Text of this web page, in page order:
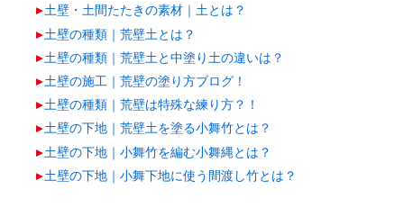
土壁・土間たたきの素材｜土とは？
土壁の種類｜荒壁土とは？
土壁の種類｜荒壁土と中塗り土の違いは？
土壁の施工｜荒壁の塗り方ブログ！
土壁の種類｜荒壁は特殊な練り方？！
土壁の下地｜荒壁土を塗る小舞竹とは？
土壁の下地｜小舞竹を編む小舞縄とは？
土壁の下地｜小舞下地に使う間渡し竹とは？